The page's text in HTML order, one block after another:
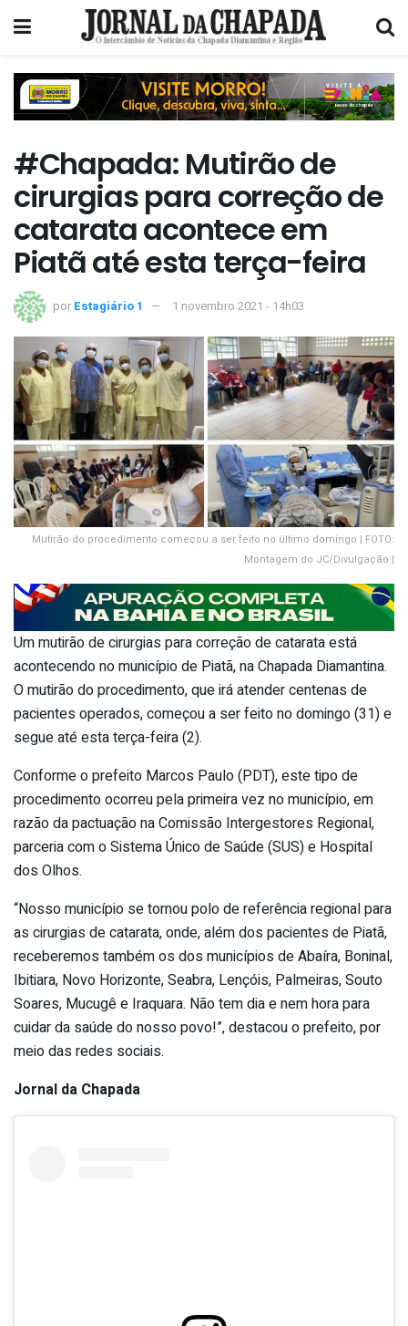
#Chapada: Mutirão de
cirurgias para correção de
catarata acontece em
Piatã até esta terça-feira
por Estagiário 1 1 novembro 2021 - 14h03
Mutirão do procedimento começou a ser feito no último domingo | FOTO:
Montagem do JC/Divulgação |
Um mutirão de cirurgias para correção de catarata está
acontecendo no município de Piatã, na Chapada Diamantina.
O mutirão do procedimento, que irá atender centenas de
pacientes operados, começou a ser feito no domingo (31) e
segue até esta terça-feira (2).
Conforme o prefeito Marcos Paulo (PDT), este tipo de
procedimento ocorreu pela primeira vez no município, em
razão da pactuação na Comissão Intergestores Regional,
parceria com o Sistema Único de Saúde (SUS) e Hospital
dos Olhos.
“Nosso município se tornou polo de referência regional para
as cirurgias de catarata, onde, além dos pacientes de Piatã,
receberemos também os dos municípios de Abaíra, Boninal,
Ibitiara, Novo Horizonte, Seabra, Lençóis, Palmeiras, Souto
Soares, Mucugê e Iraquara. Não tem dia e nem hora para
cuidar da saúde do nosso povo!”, destacou o prefeito, por
meio das redes sociais.
Jornal da Chapada